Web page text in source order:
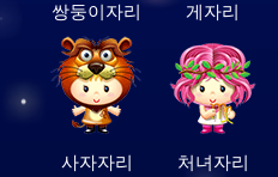
쌍둥이자리 게자리
사자자리 처녀자리